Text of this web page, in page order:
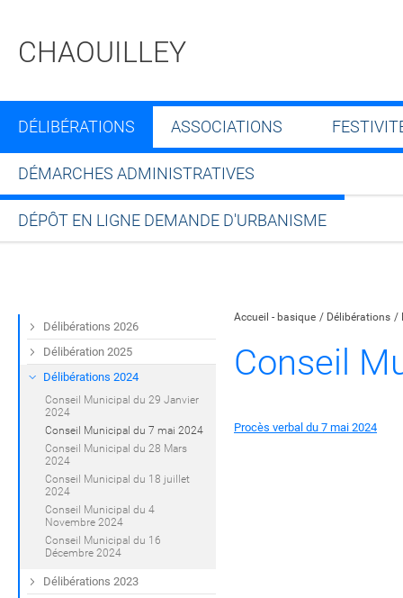
CHAOUILLEY
DÉLIBÉRATIONS ASSOCIATIONS
DÉMARCHES ADMINISTRATIVES
DÉPÔT EN LIGNE DEMANDE D'URBANISME
Accueil - basique Délibérations
Conseil
Procès verbal du 7 mai 2024
Délibérations 2026
Délibération 2025
Délibérations 2024
Conseil Municipal du 29 Janvier
2024
Conseil Municipal du 7 mai 2024
Conseil Municipal du 28 Mars
2024
Conseil Municipal du 18 juillet
2024
Conseil Municipal du 4
Novembre 2024
Conseil Municipal du 16
Décembre 2024
Délibérations 2023